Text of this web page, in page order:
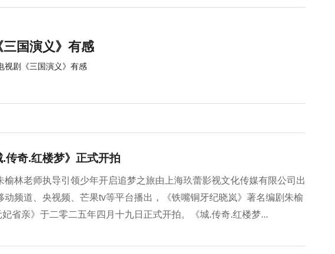
国演义》有感
剧《三国演义》有感
.传奇.红楼梦》正式开拍
老师执导引领少年开启追梦之旅由上海玖蕾影视文化传媒有限公司出
频道、央视频、芒果tv等平台播出，《铁嘴铜牙纪晓岚》著名编剧朱榆
省亲》于二零二五年四月十九日正式开拍。《城.传奇.红楼梦...